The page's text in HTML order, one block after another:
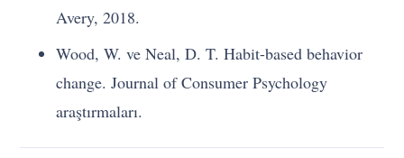
Avery, 2018.
Wood, W. ve Neal, D. T. Habit-based behavior
change. Journal of Consumer Psychology
araştırmaları.